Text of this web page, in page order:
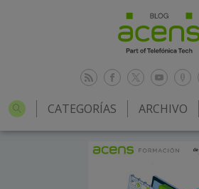
CATEGORÍAS ARCHIVO